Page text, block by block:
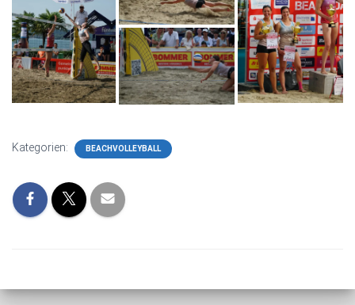
Kategorien: BEACHVOLLEYBALL